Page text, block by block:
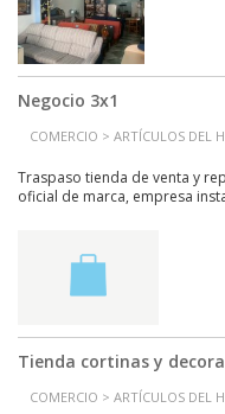
Negocio 3x1
COMERCIO > ARTÍCULOS DEL
Traspaso tienda de venta y
oficial de marca, empresa
Tienda cortinas y
COMERCIO > ARTÍCULOS DEL